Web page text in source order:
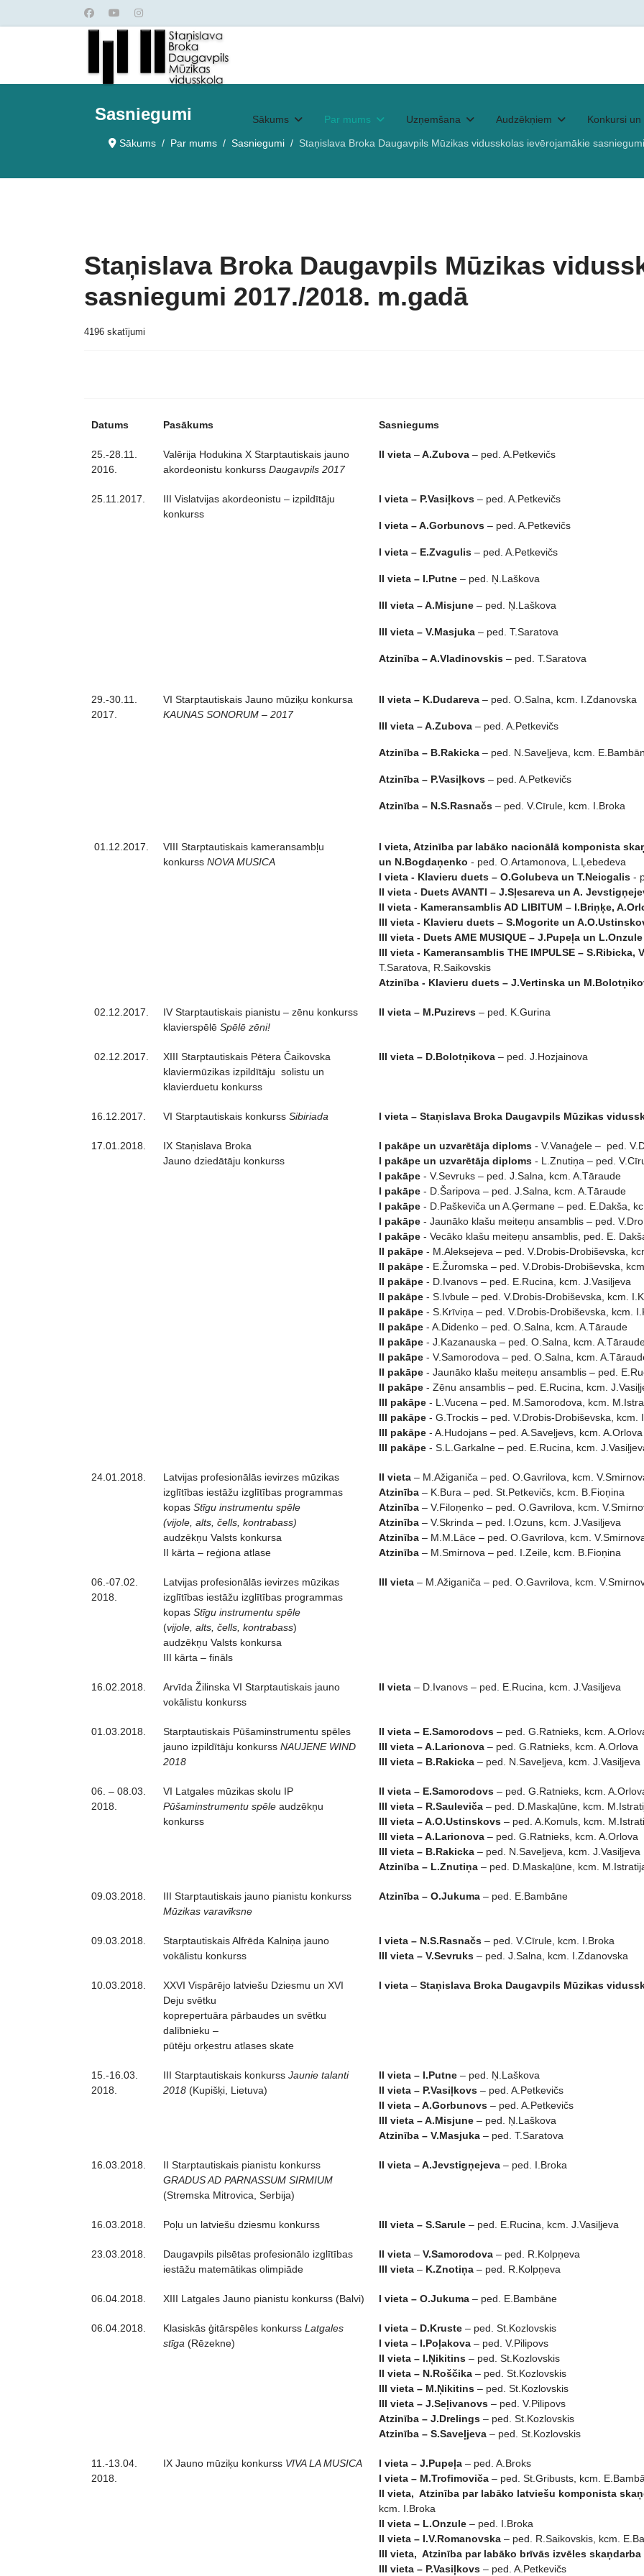
Sākums Par mums Uzņemšana Audzēkņiem Konkursi un
Sasniegumi
Sākums Par mums Sasniegumi Staņislava Broka Daugavpils Mūzikas vidusskolas ievērojamākie
Staņislava Broka Daugavpils Mūzikas
sasniegumi 2017./2018. m.gadā
4196 skatījumi
Datums Pasākums Sasniegums
25.-28.11.
2016.
Valērija Hodukina X Starptautiskais jauno
akordeonistu konkurss Daugavpils 2017
II vieta –A.Zubova – ped. A.Petkevičs
25.11.2017.
III Vislatvijas akordeonistu – izpildītāju
konkurss
I vieta – P.Vasiļkovs – ped. A.Petkevičs
I vieta – A.Gorbunovs – ped. A.Petkevičs
I vieta – E.Zvagulis – ped. A.Petkevičs
II vieta – I.Putne – ped. Ņ.Laškova
III vieta – A.Misjune – ped. Ņ.Laškova
III vieta – V.Masjuka – ped. T.Saratova
Atzinība – A.Vladinovskis – ped. T.Saratova
29.-30.11.
2017.
VI Starptautiskais Jauno mūziķu konkursa
KAUNAS SONORUM – 2017
II vieta – K.Dudareva – ped. O.Salna, kcm. I.Zdanovska
III vieta – A.Zubova – ped. A.Petkevičs
Atzinība – B.Rakicka – ped. N.Saveļjeva, kcm.
Atzinība – P.Vasiļkovs – ped. A.Petkevičs
Atzinība – N.S.Rasnačs – ped. V.Cīrule, kcm. I.Broka
01.12.2017.
VIII Starptautiskais kameransambļu
konkurss NOVA MUSICA
I vieta, Atzinība par labāko nacionālā komponista
un N.Bogdaņenko - ped. O.Artamonova, L.Ļebedeva
I vieta - Klavieru duets – O.Golubeva un T.Neicgalis -
II vieta - Duets AVANTI – J.Sļesareva un A.
II vieta - Kameransamblis AD LIBITUM – I.Briņķe,
III vieta - Klavieru duets – S.Mogorite un
III vieta - Duets AME MUSIQUE – J.Pupeļa un L.Onzule
III vieta - Kameransamblis THE IMPULSE – S.Ribicka,
T.Saratova, R.Saikovskis
Atzinība - Klavieru duets – J.Vertinska un
02.12.2017.
IV Starptautiskais pianistu – zēnu konkurss
klavierspēlē Spēlē zēni!
II vieta – M.Puzirevs – ped. K.Gurina
02.12.2017.
XIII Starptautiskais Pētera Čaikovska
klaviermūzikas izpildītāju solistu un
klavierduetu konkurss
III vieta – D.Bolotņikova – ped. J.Hozjainova
16.12.2017. VI Starptautiskais konkurss Sibiriada I vieta – Staņislava Broka Daugavpils Mūzikas
17.01.2018.
IX Staņislava Broka
Jauno dziedātāju konkurss
I pakāpe un uzvarētāja diploms - V.Vanaģele – ped.
I pakāpe un uzvarētāja diploms - L.Znutiņa – ped.
I pakāpe - V.Sevruks – ped. J.Salna, kcm. A.Tāraude
I pakāpe - D.Šaripova – ped. J.Salna, kcm. A.Tāraude
I pakāpe - D.Paškeviča un A.Ģermane – ped. E.Dakša,
I pakāpe - Jaunāko klašu meiteņu ansamblis – ped.
I pakāpe - Vecāko klašu meiteņu ansamblis, ped. E.
II pakāpe - M.Aleksejeva – ped. V.Drobis-Drobiševska,
II pakāpe - E.Žuromska – ped. V.Drobis-Drobiševska,
II pakāpe - D.Ivanovs – ped. E.Rucina, kcm. J.Vasiļjeva
II pakāpe - S.Ivbule – ped. V.Drobis-Drobiševska, kcm.
II pakāpe - S.Krīviņa – ped. V.Drobis-Drobiševska, kcm.
II pakāpe - A.Didenko – ped. O.Salna, kcm. A.Tāraude
II pakāpe - J.Kazanauska – ped. O.Salna, kcm.
II pakāpe - V.Samorodova – ped. O.Salna, kcm.
II pakāpe - Jaunāko klašu meiteņu ansamblis – ped.
II pakāpe - Zēnu ansamblis – ped. E.Rucina, kcm.
III pakāpe - L.Vucena – ped. M.Samorodova, kcm.
III pakāpe - G.Trockis – ped. V.Drobis-Drobiševska, kcm.
III pakāpe - A.Hudojans – ped. A.Saveļjevs, kcm. A.Orlova
III pakāpe - S.L.Garkalne – ped. E.Rucina, kcm.
24.01.2018.
Latvijas profesionālās ievirzes mūzikas
izglītības iestāžu izglītības programmas
kopas Stīgu instrumentu spēle
(vijole, alts, čells, kontrabass)
audzēkņu Valsts konkursa
II kārta – reģiona atlase
II vieta – M.Ažiganiča – ped. O.Gavrilova, kcm.
Atzinība – K.Bura – ped. St.Petkevičs, kcm. B.Fioņina
Atzinība – V.Filoņenko – ped. O.Gavrilova, kcm.
Atzinība – V.Skrinda – ped. I.Ozuns, kcm. J.Vasiļjeva
Atzinība – M.M.Lāce – ped. O.Gavrilova, kcm.
Atzinība – M.Smirnova – ped. I.Zeile, kcm. B.Fioņina
06.-07.02.
2018.
Latvijas profesionālās ievirzes mūzikas
izglītības iestāžu izglītības programmas
kopas Stīgu instrumentu spēle
(vijole, alts, čells, kontrabass)
audzēkņu Valsts konkursa
III kārta – fināls
III vieta – M.Ažiganiča – ped. O.Gavrilova, kcm.
16.02.2018.
Arvīda Žilinska VI Starptautiskais jauno
vokālistu konkurss
II vieta – D.Ivanovs – ped. E.Rucina, kcm. J.Vasiļjeva
01.03.2018.
Starptautiskais Pūšaminstrumentu spēles
jauno izpildītāju konkurss NAUJENE WIND
2018
II vieta – E.Samorodovs – ped. G.Ratnieks, kcm.
III vieta – A.Larionova – ped. G.Ratnieks, kcm. A.Orlova
III vieta – B.Rakicka – ped. N.Saveļjeva, kcm. J.Vasiļjeva
06. – 08.03.
2018.
VI Latgales mūzikas skolu IP
Pūšaminstrumentu spēle audzēkņu
konkurss
II vieta – E.Samorodovs – ped. G.Ratnieks, kcm.
III vieta – R.Sauleviča – ped. D.Maskaļūne, kcm.
III vieta – A.O.Ustinskovs – ped. A.Komuls, kcm.
III vieta – A.Larionova – ped. G.Ratnieks, kcm. A.Orlova
III vieta – B.Rakicka – ped. N.Saveļjeva, kcm. J.Vasiļjeva
Atzinība – L.Znutiņa – ped. D.Maskaļūne, kcm.
09.03.2018.
III Starptautiskais jauno pianistu konkurss
Mūzikas varavīksne
Atzinība – O.Jukuma – ped. E.Bambāne
09.03.2018.
Starptautiskais Alfrēda Kalniņa jauno
vokālistu konkurss
I vieta – N.S.Rasnačs – ped. V.Cīrule, kcm. I.Broka
III vieta – V.Sevruks – ped. J.Salna, kcm. I.Zdanovska
10.03.2018.
XXVI Vispārējo latviešu Dziesmu un XVI
Deju svētku
koprepertuāra pārbaudes un svētku
dalībnieku –
pūtēju orķestru atlases skate
I vieta – Staņislava Broka Daugavpils Mūzikas
15.-16.03.
2018.
III Starptautiskais konkurss Jaunie talanti
2018 (Kupišķi, Lietuva)
II vieta – I.Putne – ped. Ņ.Laškova
II vieta – P.Vasiļkovs – ped. A.Petkevičs
II vieta – A.Gorbunovs – ped. A.Petkevičs
III vieta – A.Misjune – ped. Ņ.Laškova
Atzinība – V.Masjuka – ped. T.Saratova
16.03.2018.
II Starptautiskais pianistu konkurss
GRADUS AD PARNASSUM SIRMIUM
(Stremska Mitrovica, Serbija)
II vieta – A.Jevstigņejeva – ped. I.Broka
16.03.2018. Poļu un latviešu dziesmu konkurss III vieta – S.Sarule – ped. E.Rucina, kcm. J.Vasiļjeva
23.03.2018.
Daugavpils pilsētas profesionālo izglītības
iestāžu matemātikas olimpiāde
II vieta – V.Samorodova – ped. R.Kolpņeva
III vieta – K.Znotiņa – ped. R.Kolpņeva
06.04.2018. XIII Latgales Jauno pianistu konkurss (Balvi) I vieta – O.Jukuma – ped. E.Bambāne
06.04.2018. Klasiskās ģitārspēles konkurss Latgales
stīga (Rēzekne)
I vieta – D.Kruste – ped. St.Kozlovskis
I vieta – I.Poļakova – ped. V.Pilipovs
II vieta – I.Ņikitins – ped. St.Kozlovskis
II vieta – N.Roščika – ped. St.Kozlovskis
III vieta – M.Ņikitins – ped. St.Kozlovskis
III vieta – J.Seļivanovs – ped. V.Pilipovs
Atzinība – J.Drelings – ped. St.Kozlovskis
Atzinība – S.Saveļjeva – ped. St.Kozlovskis
11.-13.04.
2018.
IX Jauno mūziķu konkurss VIVA LA MUSICA I vieta – J.Pupeļa – ped. A.Broks
I vieta – M.Trofimoviča – ped. St.Gribusts, kcm.
II vieta, Atzinība par labāko latviešu komponista
kcm. I.Broka
II vieta – L.Onzule – ped. I.Broka
II vieta – I.V.Romanovska – ped. R.Saikovskis, kcm.
III vieta, Atzinība par labāko brīvās izvēles
III vieta – P.Vasiļkovs – ped. A.Petkevičs